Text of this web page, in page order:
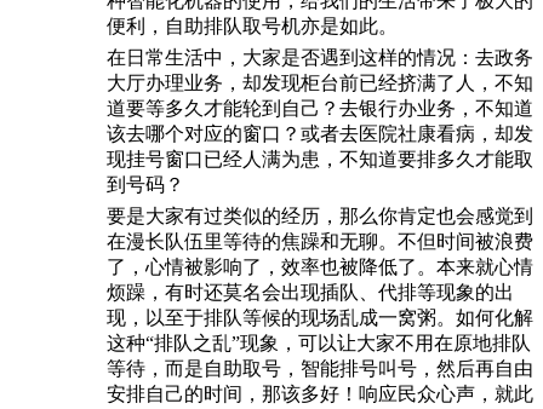
便利，自助排队取号机亦是如此。
在日常生活中，大家是否遇到这样的情况：去政务
大厅办理业务，却发现柜台前已经挤满了人，不知
道要等多久才能轮到自己？去银行办业务，不知道
该去哪个对应的窗口？或者去医院社康看病，却发
现挂号窗口已经人满为患，不知道要排多久才能取
到号码？
要是大家有过类似的经历，那么你肯定也会感觉到
在漫长队伍里等待的焦躁和无聊。不但时间被浪费
了，心情被影响了，效率也被降低了。本来就心情
烦躁，有时还莫名会出现插队、代排等现象的出
现，以至于排队等候的现场乱成一窝粥。如何化解
这种“排队之乱”现象，可以让大家不用在原地排队
等待，而是自助取号，智能排号叫号，然后再自由
安排自己的时间，那该多好！响应民众心声，就此